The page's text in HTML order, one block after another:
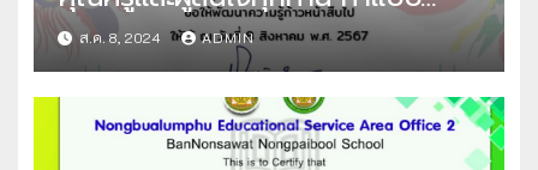
ทดสอบออนไลน์ แบบทดสอบความรู้
วันอาเซียน ปีการศึกษา 2567 ผ่าน
เกณฑ์ที่กำหนด 70% ขึ้นไป รับเกียรติ
บัตรทาง E-mail จัดทำโดย วิทยาลัย
นาฏศิลปลพบุรี
ส.ค. 8, 2024 ADMIN